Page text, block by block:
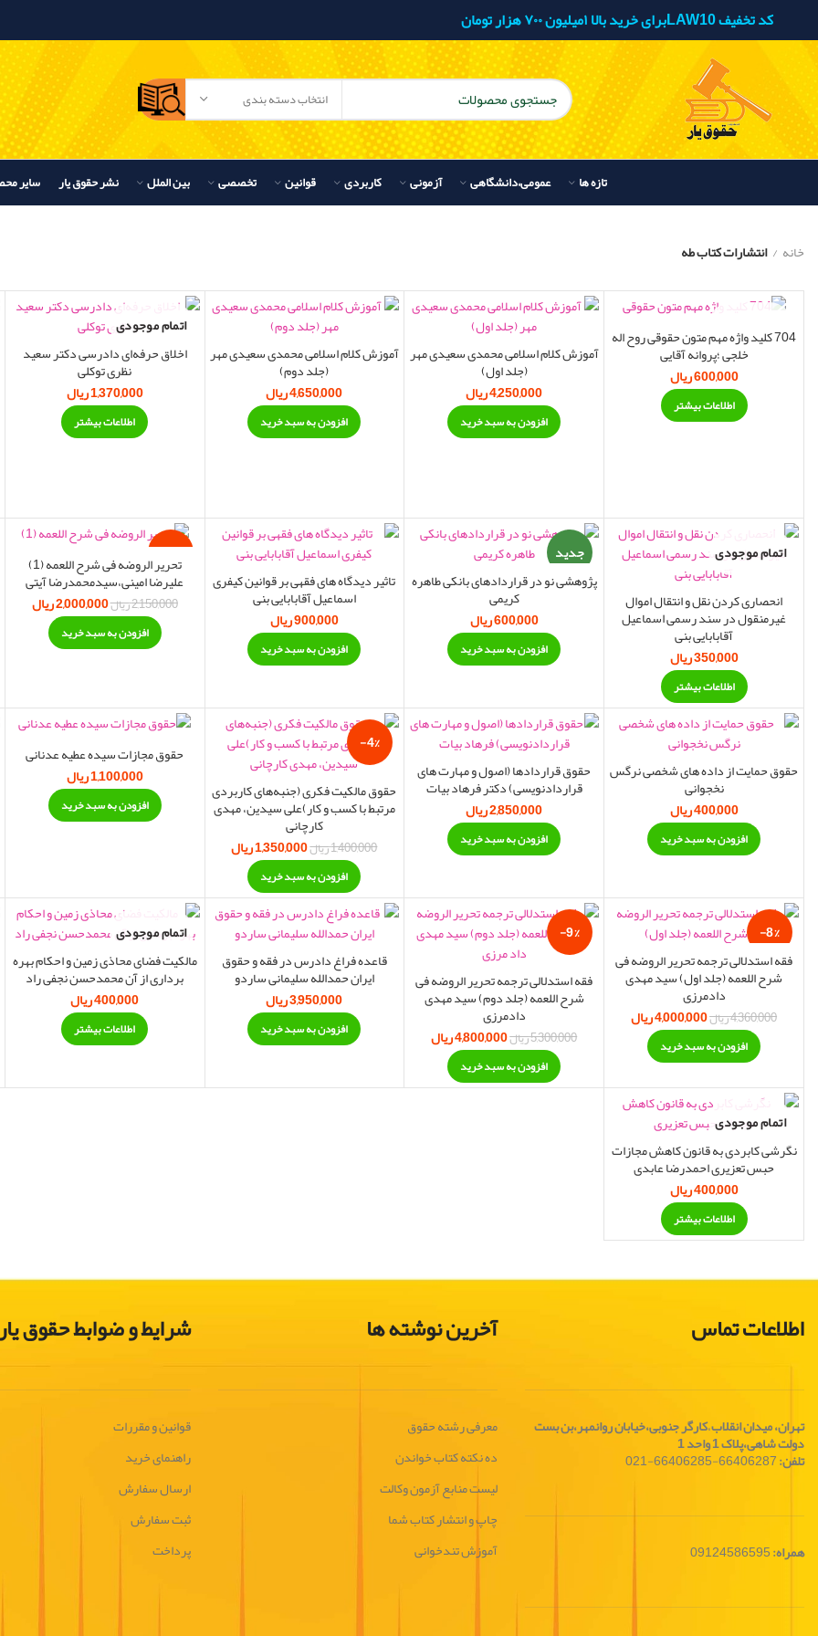
کد تخفیف LAW10برای خرید بالا ۱میلیون ۷۰۰ هزار تومان
انتخاب دسته بندی
تازه ها عمومی،دانشگاهی آزمونی کاربردی قوانین تخصصی بین الملل نشر حقوق یار سایر
خانه انتشارات کتاب طه
704 کلید واژه مهم متون حقوقی روح اله
خلجی ؛پروانه آقایی
600,000ریال
اطلاعات بیشتر
آموزش کلام اسلامی محمدی سعیدی مهر
(جلد اول)
4,250,000ریال
افزودن به سبد خرید
آموزش کلام اسلامی محمدی سعیدی مهر
(جلد دوم)
4,650,000ریال
افزودن به سبد خرید
اتمام موجودی
اخلاق حرفه‌ای دادرسی دکتر سعید
نظری توکلی
1,370,000ریال
اطلاعات بیشتر
اتمام موجودی
انحصاری کردن نقل و انتقال اموال
غیرمنقول در سند رسمی اسماعیل
آقابابایی بنی
350,000ریال
اطلاعات بیشتر
جدید
پژوهشی نو در قراردادهای بانکی طاهره
کریمی
600,000ریال
افزودن به سبد خرید
تاثیر دیدگاه های فقهی بر قوانین کیفری
اسماعیل آقابابایی بنی
900,000ریال
افزودن به سبد خرید
-7% تحریر الروضه فی شرح اللعمه (1)
علیرضا امینی،سیدمحمدرضا آیتی
2,150,000ریال قیمت اصلی:
2,150,000 ریال بود.
2,000,000ریال
افزودن به سبد خرید
حقوق حمایت از داده های شخصی نرگس
نخجوانی
400,000ریال
افزودن به سبد خرید
حقوق قراردادها (اصول و مهارت های
قراردادنویسی) دکتر فرهاد بیات
2,850,000ریال
افزودن به سبد خرید
-4%
حقوق مالکیت فکری (جنبه‌های کاربردی
مرتبط با کسب و کار)علی سیدین، مهدی
کارچانی
1,400,000ریال قیمت اصلی:
1,400,000 ریال بود.
1,350,000ریال
افزودن به سبد خرید
حقوق مجازات سیده عطیه عدنانی
1,100,000ریال
افزودن به سبد خرید
-8%
فقه استدلالی ترجمه تحریر الروضه فی
شرح اللعمه (جلد اول) سید مهدی
دادمرزی
4,360,000ریال قیمت اصلی:
4,360,000 ریال بود.
4,000,000ریال قیمت فعلی:
افزودن به سبد خرید
-9%
فقه استدلالی ترجمه تحریر الروضه فی
شرح اللعمه (جلد دوم) سید مهدی
دادمرزی
5,300,000ریال قیمت اصلی:
5,300,000 ریال بود.
4,800,000ریال
افزودن به سبد خرید
قاعده فراغ دادرس در فقه و حقوق
ایران حمدالله سلیمانی ساردو
3,950,000ریال
افزودن به سبد خرید
اتمام موجودی
مالکیت فضای محاذی زمین و احکام بهره
برداری از آن محمدحسن نجفی راد
400,000ریال
اطلاعات بیشتر
اتمام موجودی
نگرشی کابردی به قانون کاهش مجازات
حبس تعزیری احمدرضا عابدی
400,000ریال
اطلاعات بیشتر
اطلاعات تماس
تهران، ميدان انقلاب،کارگر جنوبی،خیابان روانمهر،بن بست
دولت شاهی،پلاک 1 واحد 1
تلفن:66406287-66406285-021
همراه:
آخرین نوشته ها
معرفی رشته حقوق
ده نکته کتاب خواندن
لیست منابع آزمون وکالت
چاپ و انتشار کتاب شما
آموزش تندخوانی
شرایط و ضوابط حقوق
قوانین و مقررات
راهنمای خرید
ارسال سفارش
ثبت سفارش
پرداخت